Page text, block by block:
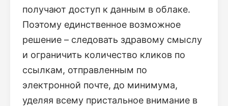
получают доступ к данным в облаке.
Поэтому единственное возможное
решение – следовать здравому смыслу
и ограничить количество кликов по
ссылкам, отправленным по
электронной почте, до минимума,
уделяя всему пристальное внимание в